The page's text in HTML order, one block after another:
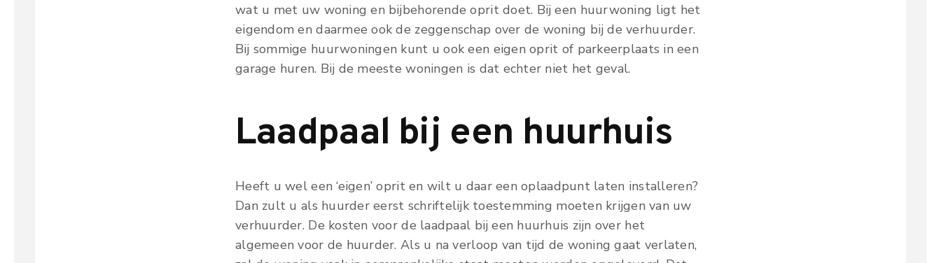
wat u met uw woning en bijbehorende oprit doet. Bij een huurwoning ligt het
eigendom en daarmee ook de zeggenschap over de woning bij de verhuurder.
Bij sommige huurwoningen kunt u ook een eigen oprit of parkeerplaats in een
garage huren. Bij de meeste woningen is dat echter niet het geval.
Laadpaal bij een huurhuis
Heeft u wel een ‘eigen’ oprit en wilt u daar een oplaadpunt laten installeren?
Dan zult u als huurder eerst schriftelijk toestemming moeten krijgen van uw
verhuurder. De kosten voor de laadpaal bij een huurhuis zijn over het
algemeen voor de huurder. Als u na verloop van tijd de woning gaat verlaten,